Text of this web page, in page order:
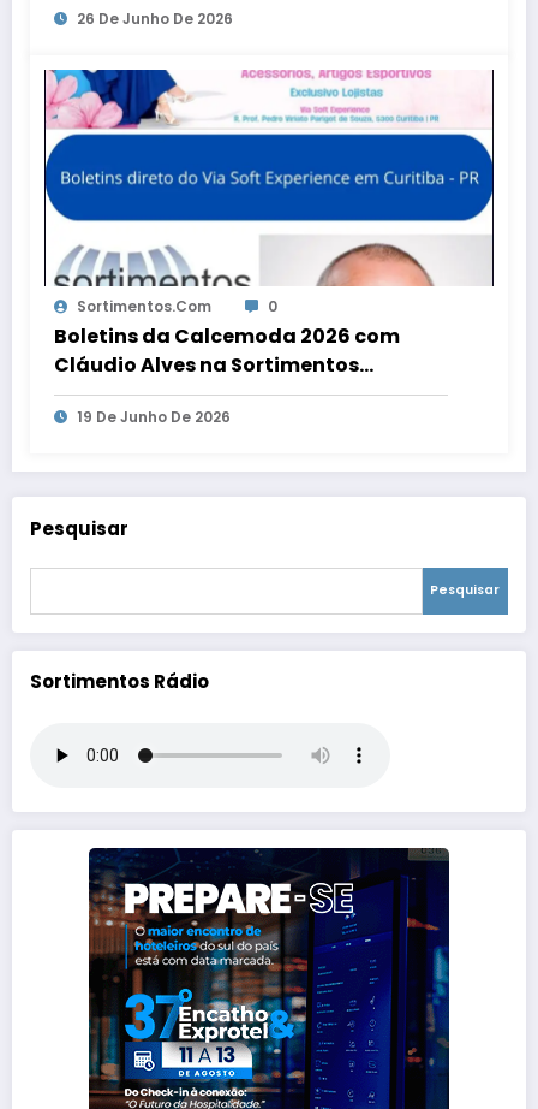
26 De Junho De 2026
Sortimentos.com 0
Boletins da Calcemoda 2026 com
Cláudio Alves na Sortimentos
WebRadio
19 De Junho De 2026
Pesquisar
Pesquisar
Sortimentos Rádio